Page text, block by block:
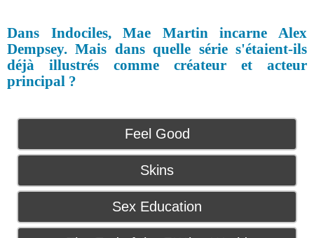
Dans Indociles, Mae Martin incarne Alex
Dempsey. Mais dans quelle série s'étaient-ils
déjà illustrés comme créateur et acteur
principal ?
Feel Good
Skins
Sex Education